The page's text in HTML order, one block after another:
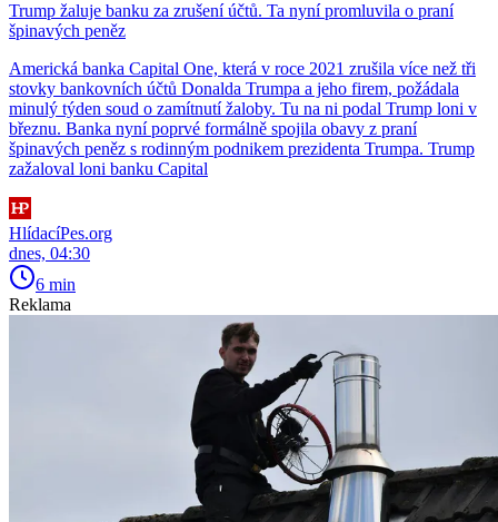
Trump žaluje banku za zrušení účtů. Ta nyní promluvila o praní
špinavých peněz
Americká banka Capital One, která v roce 2021 zrušila více než tři
stovky bankovních účtů Donalda Trumpa a jeho firem, požádala
minulý týden soud o zamítnutí žaloby. Tu na ni podal Trump loni v
březnu. Banka nyní poprvé formálně spojila obavy z praní
špinavých peněz s rodinným podnikem prezidenta Trumpa. Trump
zažaloval loni banku Capital
HlídacíPes.org
dnes, 04:30
6 min
Reklama